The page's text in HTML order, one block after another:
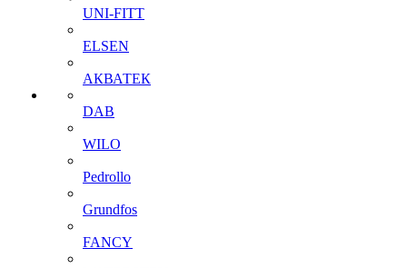
UNI-FITT
ELSEN
АКВАТЕК
DAB
WILO
Pedrollo
Grundfos
FANCY